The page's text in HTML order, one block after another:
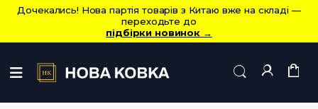
Дочекались! Нова партія товарів з Китаю вже на складі —
переходьте до
підбірки новинок →